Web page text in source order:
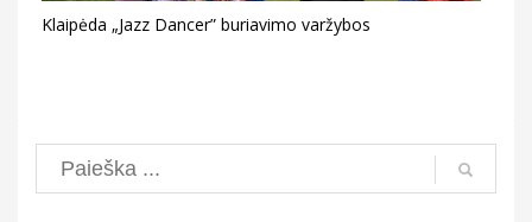
Klaipėda „Jazz Dancer” buriavimo varžybos
Search